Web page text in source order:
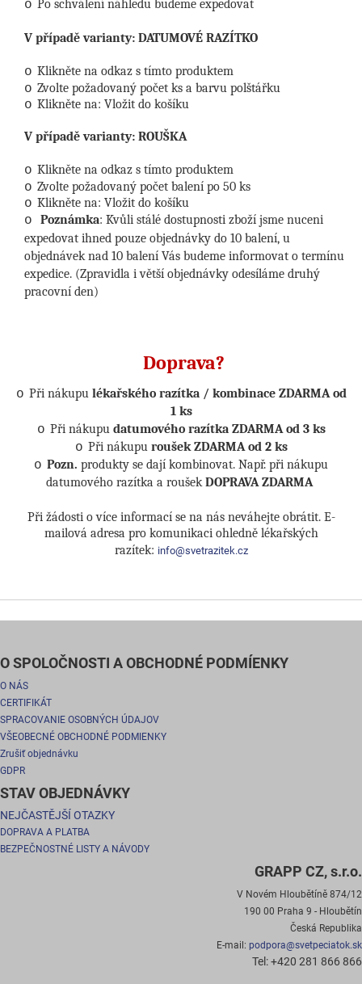
o Po schválení náhledu budeme expedovat
V případě varianty: DATUMOVÉ RAZÍTKO
o Klikněte na odkaz s tímto produktem
o Zvolte požadovaný počet ks a barvu polštářku
o Klikněte na: Vložit do košíku
V případě varianty: ROUŠKA
o Klikněte na odkaz s tímto produktem
o Zvolte požadovaný počet balení po 50 ks
o Klikněte na: Vložit do košíku
o Poznámka: Kvůli stálé dostupnosti zboží jsme nuceni
expedovat ihned pouze objednávky do 10 balení, u
objednávek nad 10 balení Vás budeme informovat o termínu
expedice. (Zpravidla i větší objednávky odesíláme druhý
pracovní den)
Doprava?
o Při nákupu lékařského razítka / kombinace ZDARMA od
1 ks
o Při nákupu datumového razítka ZDARMA od 3 ks
o Při nákupuroušek ZDARMA od 2 ks
o Pozn. produkty se dají kombinovat. Např. při nákupu
datumového razítka a roušekDOPRAVA ZDARMA
Při žádosti o více informací se na nás neváhejte obrátit. E-
mailová adresa pro komunikaci ohledně lékařských
razítek: info@svetrazitek.cz
O SPOLOČNOSTI A OBCHODNÉ PODMÍENKY
O NÁS
CERTIFIKÁT
SPRACOVANIE OSOBNÝCH ÚDAJOV
VŠEOBECNÉ OBCHODNÉ PODMIENKY
Zrušiť objednávku
GDPR
STAV OBJEDNÁVKY
NEJČASTĚJŠÍ OTAZKY
DOPRAVA A PLATBA
BEZPEČNOSTNÉ LISTY A NÁVODY
GRAPP CZ, s.r.o.
V Novém Hloubětíně 874/12
190 00 Praha 9 - Hloubětín
Česká Republika
E-mail: podpora@svetpeciatok.sk
Tel: +420 281 866 866